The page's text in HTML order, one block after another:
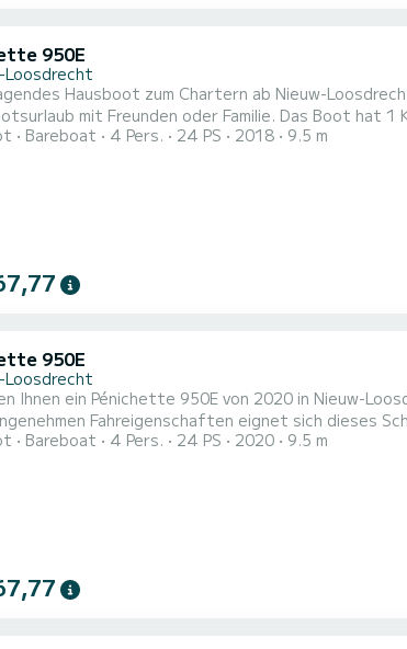
950E
Loosdrecht
Hausboot zum Chartern ab Nieuw-
oder Familie. Das Boot hat 1 Kabinen mit allem Komfort und eine Kapazität von 4 Personen. Mit
von 10 Metern wird es Ihr perfekter
Bareboat 4 Pers. 24 PS 2018 9.5 m
950E
Loosdrecht
Ihnen ein Pénichette 950E von 2020 in Nieuw-
Fahreigenschaften eignet sich dieses Schiff
allem Komfort und eine Kapazität von 4
Bareboat 4 Pers. 24 PS 2020 9.5 m